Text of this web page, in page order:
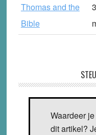
Thomas and the
Bible
Waardeer je
dit artikel?